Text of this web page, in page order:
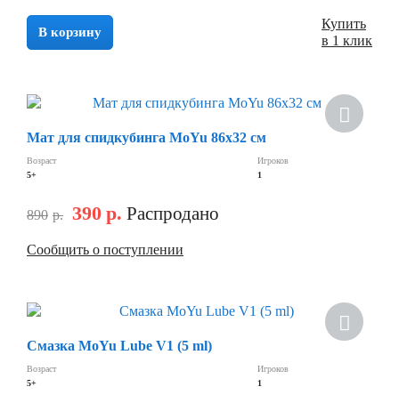
В корзину
Купить
в 1 клик
Мат для спидкубинга MoYu 86х32 см
Возраст
5+
Игроков
1
890 р. 390 р. Распродано
Сообщить о поступлении
Смазка MoYu Lube V1 (5 ml)
Возраст
5+
Игроков
1